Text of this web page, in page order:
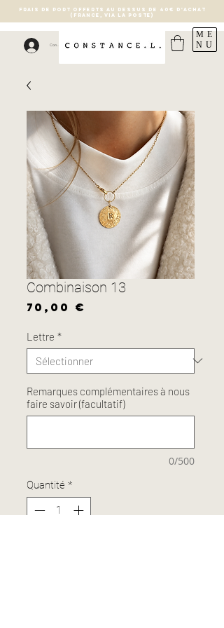
Connexion
FRAIS DE PORT OFFERTS AU DESSUS DE 40€ D'ACHAT
(France, via la poste)
ME
NU
Combinaison 13
70,00 €
Lettre *
Remarques complémentaires à nous
faire savoir (facultatif)
0/500
Quantité *